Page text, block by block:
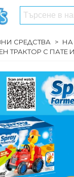
СРЕДСТВА > НА
ТРАКТОР С ПАТЕ